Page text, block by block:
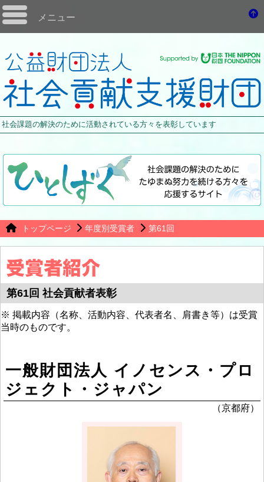
メニュー
社会課題の解決のために活動されている方々を表彰しています
トップページ 年度別受賞者 第61回
第61回 社会貢献者表彰
※ 掲載内容（名称、活動内容、代表者名、肩書き等）は受賞
当時のものです。
一般財団法人 イノセンス・プロ
ジェクト・ジャパン
（京都府）